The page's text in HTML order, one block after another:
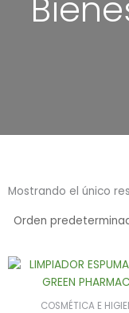
Mostrando el único
COSMÉTICA E